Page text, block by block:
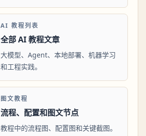
AI 教程列表
全部 AI 教程文章
大模型、Agent、本地部署、机器学习
和工程实践。
图文教程
流程、配置和图文节点
教程中的流程图、配置图和关键截图。